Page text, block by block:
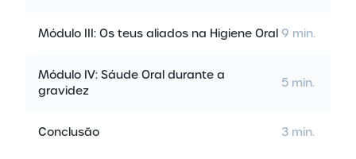
Módulo III: Os teus aliados na Higiene Oral 9 min.
Módulo IV: Sáude Oral durante a
gravidez
5 min.
Conclusão 3 min.